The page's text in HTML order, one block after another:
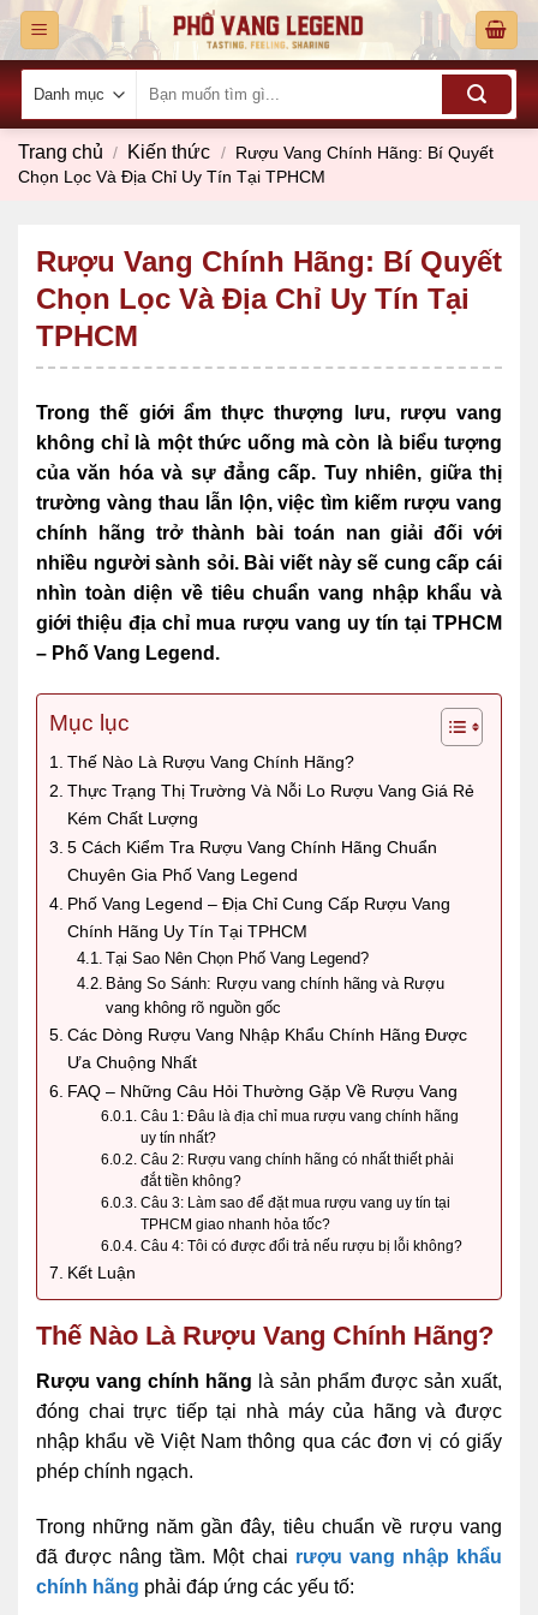
Skip
content
kiếm:
Trang chủ / Kiến thức / Rượu Vang Chính Hãng: Bí Quyết
Chọn Lọc Và Địa Chỉ Uy Tín Tại TPHCM
Rượu Vang Chính Hãng: Bí Quyết
Chọn Lọc Và Địa Chỉ Uy Tín Tại
TPHCM
Trong thế giới ẩm thực thượng lưu, rượu vang
không chỉ là một thức uống mà còn là biểu tượng
của văn hóa và sự đẳng cấp. Tuy nhiên, giữa thị
trường vàng thau lẫn lộn, việc tìm kiếm rượu vang
chính hãng trở thành bài toán nan giải đối với
nhiều người sành sỏi. Bài viết này sẽ cung cấp cái
nhìn toàn diện về tiêu chuẩn vang nhập khẩu và
giới thiệu địa chỉ mua rượu vang uy tín tại TPHCM
– Phố Vang Legend.
Mục lục
Thế Nào Là Rượu Vang Chính Hãng?
Thực Trạng Thị Trường Và Nỗi Lo Rượu Vang Giá Rẻ
Kém Chất Lượng
5 Cách Kiểm Tra Rượu Vang Chính Hãng Chuẩn
Chuyên Gia Phố Vang Legend
Phố Vang Legend – Địa Chỉ Cung Cấp Rượu Vang
Chính Hãng Uy Tín Tại TPHCM
Tại Sao Nên Chọn Phố Vang Legend?
Bảng So Sánh: Rượu vang chính hãng và Rượu
vang không rõ nguồn gốc
Các Dòng Rượu Vang Nhập Khẩu Chính Hãng Được
Ưa Chuộng Nhất
FAQ – Những Câu Hỏi Thường Gặp Về Rượu Vang
Câu 1: Đâu là địa chỉ mua rượu vang chính hãng
uy tín nhất?
Câu 2: Rượu vang chính hãng có nhất thiết phải
đắt tiền không?
Câu 3: Làm sao để đặt mua rượu vang uy tín tại
TPHCM giao nhanh hỏa tốc?
Câu 4: Tôi có được đổi trả nếu rượu bị lỗi không?
Kết Luận
Thế Nào Là Rượu Vang Chính Hãng?
Rượu vang chính hãng là sản phẩm được sản xuất,
đóng chai trực tiếp tại nhà máy của hãng và được
nhập khẩu về Việt Nam thông qua các đơn vị có giấy
phép chính ngạch.
Trong những năm gần đây, tiêu chuẩn về rượu vang
đã được nâng tầm. Một chai rượu vang nhập khẩu
chính hãng phải đáp ứng các yếu tố: